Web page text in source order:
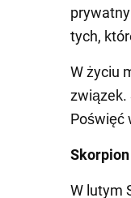
tych,
W życiu
związek.
Poświęć
Skorpion
W lutym